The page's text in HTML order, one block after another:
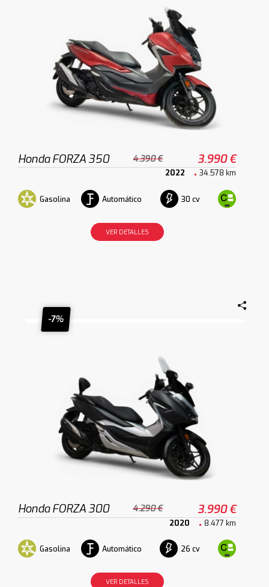
Honda FORZA 350 4.390 € 3.990 €
2022 34.578 km
Gasolina Automático 30 cv
VER DETALLES
-7%
Honda FORZA 300 4.290 € 3.990 €
2020 8.477 km
Gasolina Automático 26 cv
VER DETALLES